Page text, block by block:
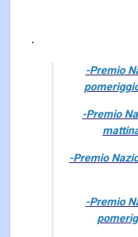
-Premio
-Premio
-Premio
-Premio